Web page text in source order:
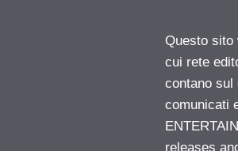
Questo sito
cui rete
contano sul
comunicati
releases